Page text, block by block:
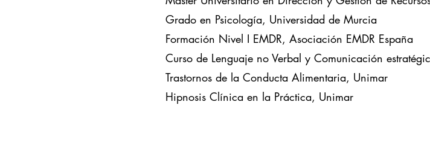
Grado en Psicología, Universidad de Murcia
Formación Nivel I EMDR, Asociación EMDR España
Curso de Lenguaje no Verbal y Comunicación
Trastornos de la Conducta Alimentaria, Unimar
Hipnosis Clínica en la Práctica, Unimar